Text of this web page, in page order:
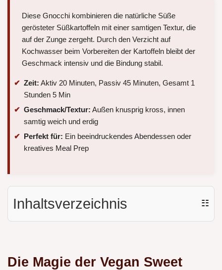
Diese Gnocchi kombinieren die natürliche Süße
gerösteter Süßkartoffeln mit einer samtigen Textur, die
auf der Zunge zergeht. Durch den Verzicht auf
Kochwasser beim Vorbereiten der Kartoffeln bleibt der
Geschmack intensiv und die Bindung stabil.
Zeit: Aktiv 20 Minuten, Passiv 45 Minuten, Gesamt 1
Stunden 5 Min
Geschmack/Textur: Außen knusprig kross, innen
samtig weich und erdig
Perfekt für: Ein beeindruckendes Abendessen oder
kreatives Meal Prep
Inhaltsverzeichnis ☷
Die Magie der Vegan Sweet